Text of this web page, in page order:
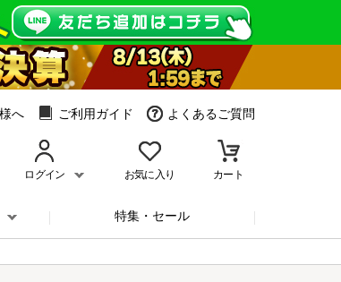
へ ご利用ガイド よくあるご質問
ログイン お気に入り カート
特集・セール